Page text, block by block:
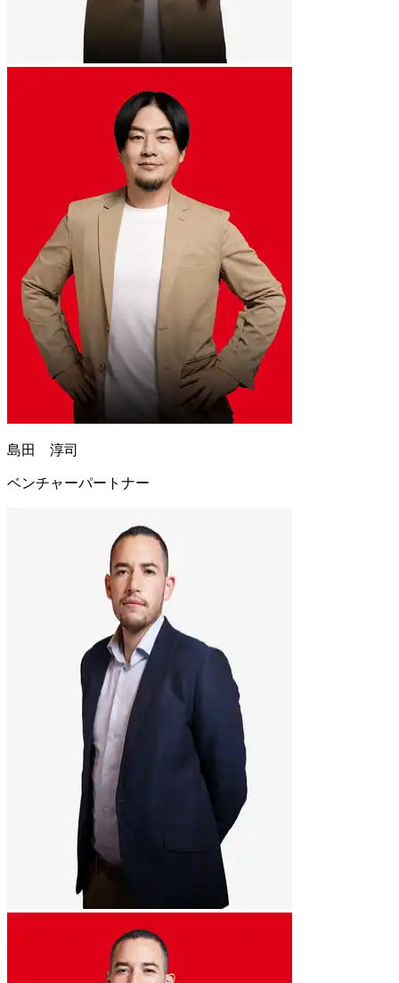
島田 淳司
ベンチャーパートナー